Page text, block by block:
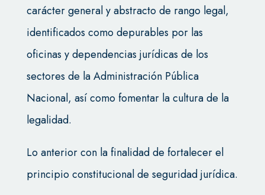
carácter general y abstracto de rango legal,
identificados como depurables por las
oficinas y dependencias jurídicas de los
sectores de la Administración Pública
Nacional, así como fomentar la cultura de la
legalidad.
Lo anterior con la finalidad de fortalecer el
principio constitucional de seguridad jurídica.